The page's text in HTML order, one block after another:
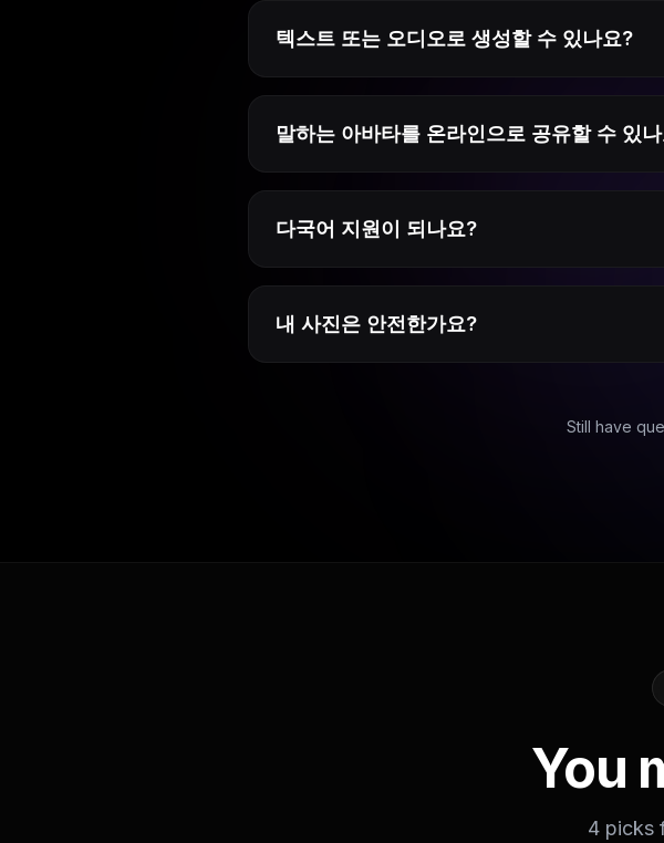
텍스트 또는 오디오로 생성할 수 있나요?
말하는 아바타를 온라인으로 공유할 수 있
다국어 지원이 되나요?
내 사진은 안전한가요?
Still have
You
4 picks